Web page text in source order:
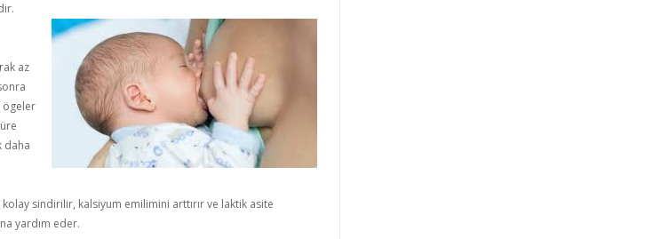
az
ögeler
daha
sindirilir, kalsiyum emilimini arttırır ve laktik asite
yardım eder.